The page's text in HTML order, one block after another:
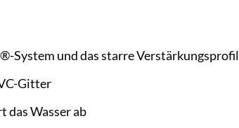
System und das starre Verstärkungsprofil
Gitter
das Wasser ab